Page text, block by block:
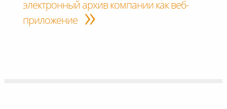
электронный архив компании как веб-
приложение»